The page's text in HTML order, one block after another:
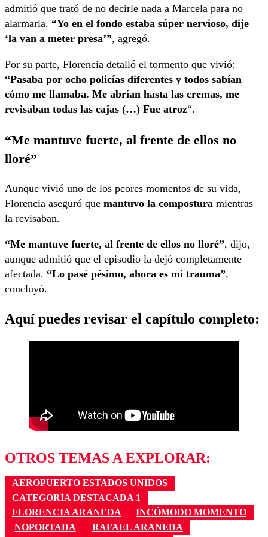
admitió que trató de no decirle nada a Marcela para no
alarmarla. “Yo en el fondo estaba súper nervioso, dije
‘la van a meter presa’”, agregó.
Por su parte, Florencia detalló el tormento que vivió:
“Pasaba por ocho policías diferentes y todos sabían
cómo me llamaba. Me abrían hasta las cremas, me
revisaban todas las cajas (…) Fue atroz“.
“Me mantuve fuerte, al frente de ellos no
lloré”
Aunque vivió uno de los peores momentos de su vida,
Florencia aseguró que mantuvo la compostura mientras
la revisaban.
“Me mantuve fuerte, al frente de ellos no lloré”, dijo,
aunque admitió que el episodio la dejó completamente
afectada. “Lo pasé pésimo, ahora es mi trauma”,
concluyó.
Aquí puedes revisar el capítulo completo:
OTROS TEMAS A EXPLORAR:
AEROPUERTO ESTADOS UNIDOS
CATEGORÍA DESTACADA 1
FLORENCIA ARANEDA
INCÓMODO MOMENTO
NOPORTADA
RAFAEL ARANEDA